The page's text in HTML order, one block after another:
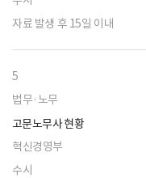
자료 발생 후 15일 이내
5
법무·노무
고문노무사 현황
혁신경영부
수시